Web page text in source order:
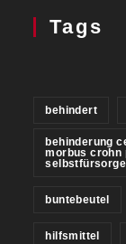
Tags
behindert
behinderung
morbus crohn
buntebeutel
hilfsmittel